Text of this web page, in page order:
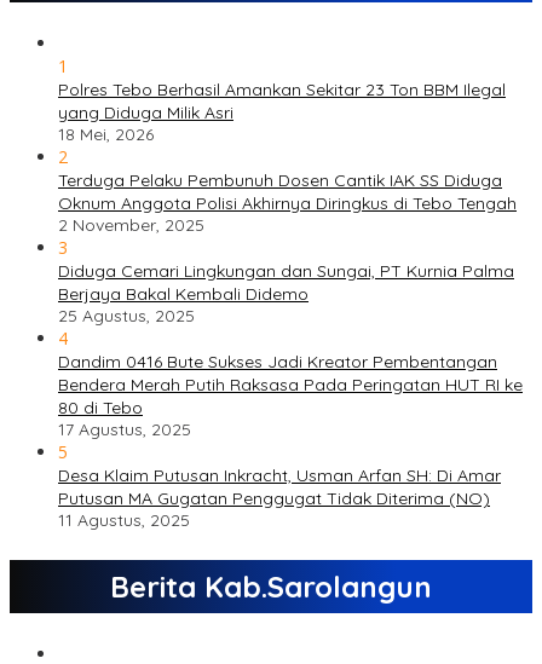
1
Polres Tebo Berhasil Amankan Sekitar 23 Ton BBM Ilegal
yang Diduga Milik Asri
18 Mei, 2026
2
Terduga Pelaku Pembunuh Dosen Cantik IAK SS Diduga
Oknum Anggota Polisi Akhirnya Diringkus di Tebo Tengah
2 November, 2025
3
Diduga Cemari Lingkungan dan Sungai, PT Kurnia Palma
Berjaya Bakal Kembali Didemo
25 Agustus, 2025
4
Dandim 0416 Bute Sukses Jadi Kreator Pembentangan
Bendera Merah Putih Raksasa Pada Peringatan HUT RI ke
80 di Tebo
17 Agustus, 2025
5
Desa Klaim Putusan Inkracht, Usman Arfan SH: Di Amar
Putusan MA Gugatan Penggugat Tidak Diterima (NO)
11 Agustus, 2025
Berita Kab.Sarolangun